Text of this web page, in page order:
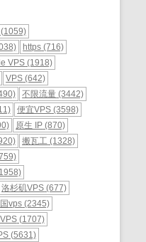
(1059)
https (716)
VPS (1918)
VPS (642)
不限流量 (3442)
便宜VPS (3598)
原生 IP (870)
搬瓦工 (1328)
洛杉矶VPS (677)
vps (2345)
(1707)
(5631)